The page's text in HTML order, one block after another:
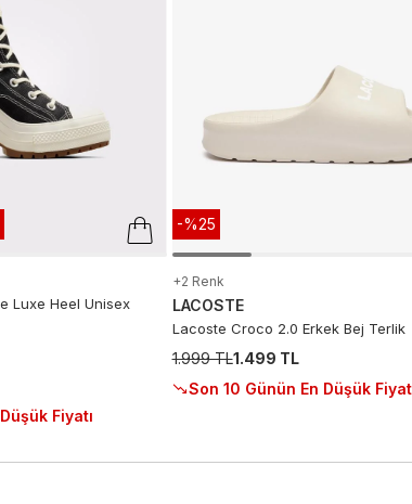
Luxe Heel Unisex
Fiyatı
-%25
+2 Renk
LACOSTE
Lacoste Croco 2.0 Erkek Bej Terlik
1.999 TL1.499 TL
Son 10 Günün En Düşük